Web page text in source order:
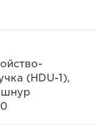
(HDU-1),
шнур